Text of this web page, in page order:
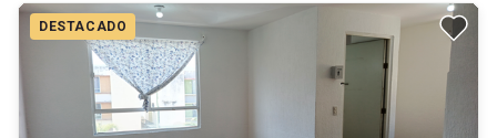
DESTACADO